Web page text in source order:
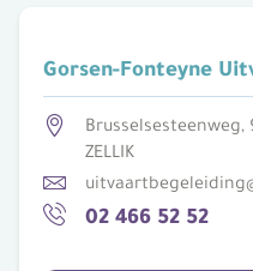
Gorsen-Fonteyne
Brusselsesteenweg,
ZELLIK
02 466 52 52